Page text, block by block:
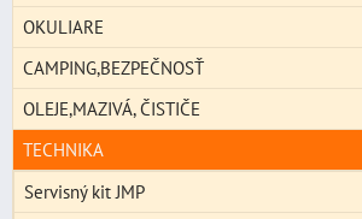
OKULIARE
CAMPING,BEZPEČNOSŤ
OLEJE,MAZIVÁ, ČISTIČE
TECHNIKA
Servisný kit JMP